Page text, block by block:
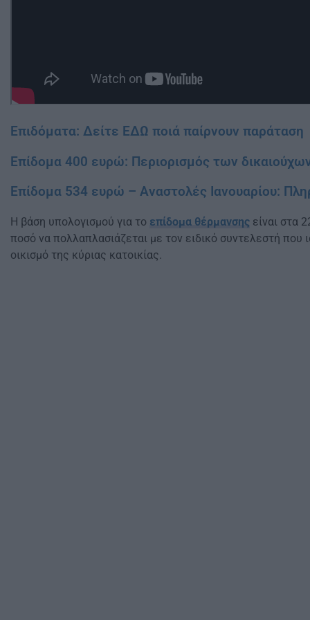
Επιδόματα: Δείτε ΕΔΩ ποιά παίρνουν παράταση
Επίδομα 400 ευρώ: Περιορισμός των
Επίδομα 534 ευρώ – Αναστολές Ιανουαρίου:
Η βάση υπολογισμού για το επίδομα θέρμανσης είναι στα
ποσό να πολλαπλασιάζεται με τον ειδικό συντελεστή που
οικισμό της κύριας κατοικίας.